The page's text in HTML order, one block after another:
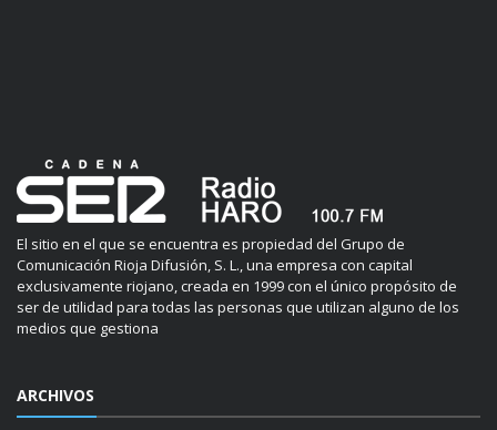
El sitio en el que se encuentra es propiedad del Grupo de
Comunicación Rioja Difusión, S. L., una empresa con capital
exclusivamente riojano, creada en 1999 con el único propósito de
ser de utilidad para todas las personas que utilizan alguno de los
medios que gestiona
ARCHIVOS